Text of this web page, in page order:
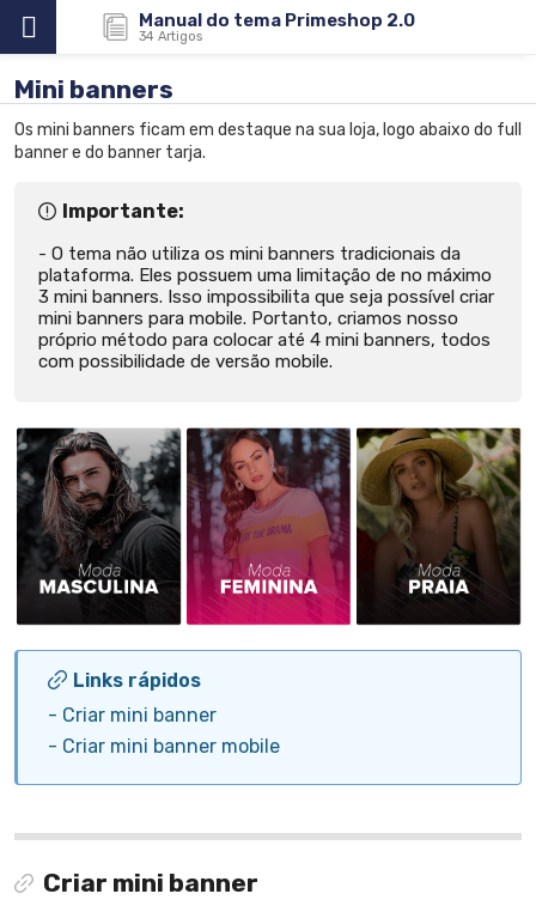
Manual do tema Primeshop 2.0
34 Artigos
Mini banners
Os mini banners ficam em destaque na sua loja, logo abaixo do full
banner e do banner tarja.
Importante:
O tema não utiliza os mini banners tradicionais da
plataforma. Eles possuem uma limitação de no máximo
3 mini banners. Isso impossibilita que seja possível criar
mini banners para mobile. Portanto, criamos nosso
próprio método para colocar até 4 mini banners, todos
com possibilidade de versão mobile.
Links rápidos
- Criar mini banner
- Criar mini banner mobile
Criar mini banner